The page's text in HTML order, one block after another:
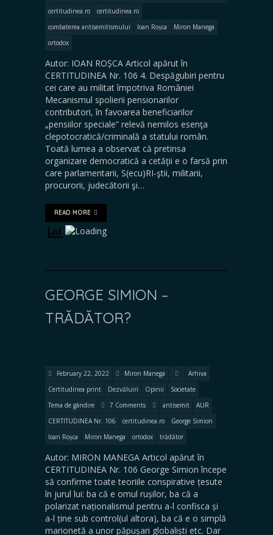
certitudinea.ro
certitudinea.ro
combaterea antisemitismului
Ioan Roșca
Miron Manega
ortodox
Autor: IOAN ROȘCA Articol apărut în
CERTITUDINEA Nr. 106 4. Despăgubiri pentru
cei care au militat împotriva României
Mecanismul spolierii pensionarilor
contributori, în favoarea beneficiarilor
„pensiilor speciale” relevă nemilos esenţa
clepotocratică/criminală a statului român.
Toată lumea a observat că pretinsa
organizare democratică a cetăţii e o farsă prin
care parlamentarii, S(ecu)RI-ştii, militarii,
procurorii, judecătorii şi…
READ MORE
GEORGE SIMION –
TRĂDĂTOR?
February 22, 2022 Miron Manega
Arhiva
Certitudinea print
Dezvăluiri Opinii
Societate
Tema de gândire
7 Comments antisemit
AUR
CERTITUDINEA Nr. 106
certitudinea.ro
George Simion
Ioan Roșca
Miron Manega ortodox trădător
Autor: MIRON MANEGA Articol apărut în
CERTITUDINEA Nr. 106 George Simion începe
să confirme toate teoriile conspirative țesute
în jurul lui: ba că e omul rușilor, ba că a
polarizat naționalismul pentru a-l confisca și
a-l ține sub control(ul altora), ba că e o simplă
marionetă a unor păpușari globaliști etc. Dar